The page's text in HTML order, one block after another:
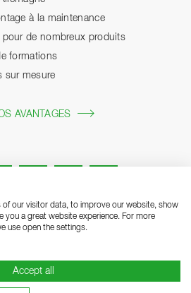
of our visitor data, to improve our website, show
you a great website experience. For more
use open the settings.
Accept all
à la maintenance
de nombreux produits
formations
sur mesure
AVANTAGES
des données Grounding Page
concernant la livraison